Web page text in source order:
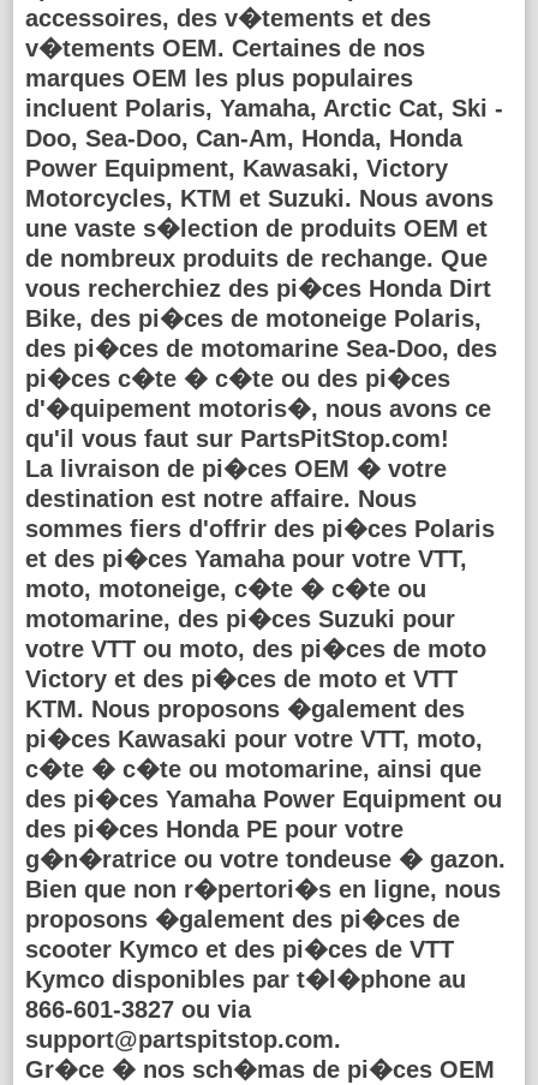
accessoires, des v�tements et des
v�tements OEM. Certaines de nos
marques OEM les plus populaires
incluent Polaris, Yamaha, Arctic Cat, Ski -
Doo, Sea-Doo, Can-Am, Honda, Honda
Power Equipment, Kawasaki, Victory
Motorcycles, KTM et Suzuki. Nous avons
une vaste s�lection de produits OEM et
de nombreux produits de rechange. Que
vous recherchiez des pi�ces Honda Dirt
Bike, des pi�ces de motoneige Polaris,
des pi�ces de motomarine Sea-Doo, des
pi�ces c�te � c�te ou des pi�ces
d'�quipement motoris�, nous avons ce
qu'il vous faut sur PartsPitStop.com!
La livraison de pi�ces OEM � votre
destination est notre affaire. Nous
sommes fiers d'offrir des pi�ces Polaris
et des pi�ces Yamaha pour votre VTT,
moto, motoneige, c�te � c�te ou
motomarine, des pi�ces Suzuki pour
votre VTT ou moto, des pi�ces de moto
Victory et des pi�ces de moto et VTT
KTM. Nous proposons �galement des
pi�ces Kawasaki pour votre VTT, moto,
c�te � c�te ou motomarine, ainsi que
des pi�ces Yamaha Power Equipment ou
des pi�ces Honda PE pour votre
g�n�ratrice ou votre tondeuse � gazon.
Bien que non r�pertori�s en ligne, nous
proposons �galement des pi�ces de
scooter Kymco et des pi�ces de VTT
Kymco disponibles par t�l�phone au
866-601-3827 ou via
support@partspitstop.com.
Gr�ce � nos sch�mas de pi�ces OEM